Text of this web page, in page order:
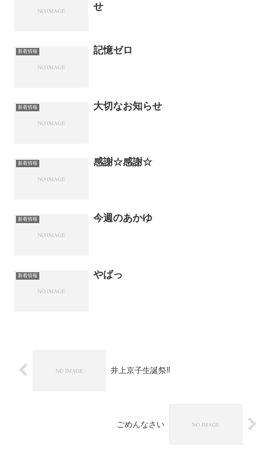
せ
新着情報 記憶ゼロ
新着情報 大切なお知らせ
新着情報 感謝☆感謝☆
新着情報 今週のあかゆ
新着情報 やばっ
井上京子生誕祭‼️
ごめんなさい